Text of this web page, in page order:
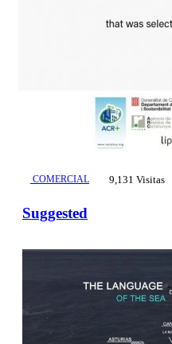
COMERCIAL 9,131 Visitas
Suggested